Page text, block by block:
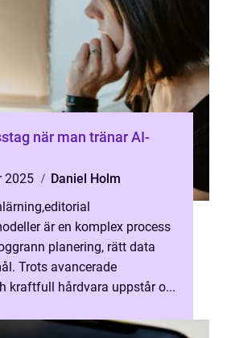
när man tränar AI-
2025
Daniel Holm
,editorial
är en komplex process
planering, rätt data
Trots avancerade
kraftfull hårdvara uppstår o...